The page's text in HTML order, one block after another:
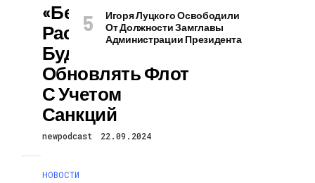
«Белавиа»
Рассказала, Как
Будет
Обновлять Флот
С Учетом
Санкций
newpodcast 22.09.2024
НОВОСТИ
Игоря Луцкого Освободили
От Должности Замглавы
Администрации Президента